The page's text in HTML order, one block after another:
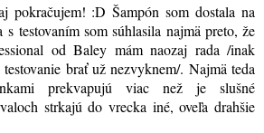
pokračujem! :D Šampón som dostala na
s testovaním som súhlasila najmä preto, že
od Baley mám naozaj rada /inak
brať už nezvyknem/. Najmä teda
prekvapujú viac než je slušné
strkajú do vrecka iné, oveľa drahšie